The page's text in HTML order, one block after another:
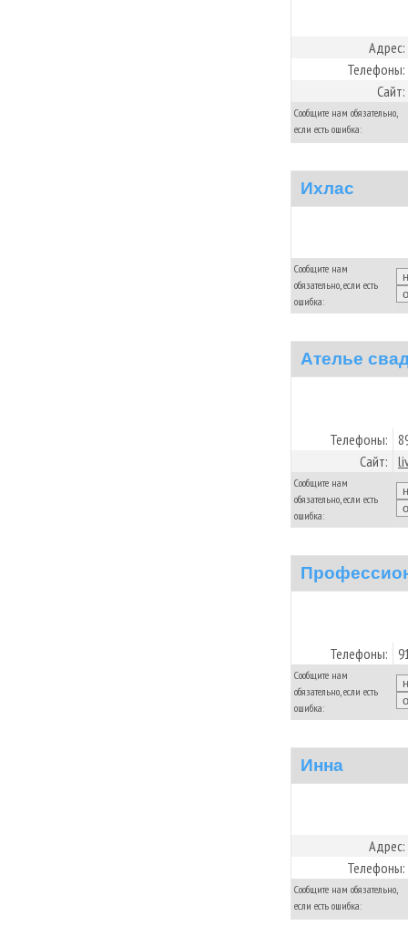
Адрес:
Телефоны:
Сайт:
Сообщите нам обязательно,
если есть ошибка:
Ихлас
Сообщите нам
обязательно, если есть
ошибка:
Ателье
Телефоны:
Сайт:
Сообщите нам
обязательно, если есть
ошибка:
Телефоны:
Сообщите нам
обязательно, если есть
ошибка:
Инна
Адрес:
Телефоны:
Сообщите нам обязательно,
если есть ошибка: